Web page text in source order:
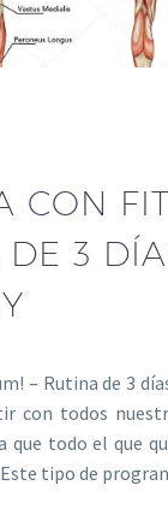
CON
3
– Rutina de 3
con todos
que todo el que
Este tipo de